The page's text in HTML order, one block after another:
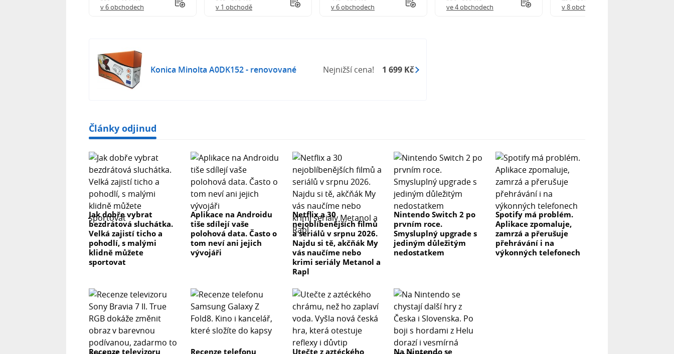
v 6 obchodech
v 1 obchodě
v 6 obchodech
ve 4 obchodech
v 8 obchodech
Konica Minolta A0DK152 - renovované Nejnižší cena! 1 699 Kč
Články odjinud
Jak dobře vybrat
bezdrátová sluchátka.
Velká zajistí ticho a
pohodlí, s malými
klidně můžete
sportovat
Aplikace na Androidu
tiše sdílejí vaše
polohová data. Často o
tom neví ani jejich
vývojáři
Netflix a 30
nejoblíbenějších filmů
a seriálů v srpnu 2026.
Najdu si tě, akčňák My
vás naučíme nebo
krimi seriály Metanol a
Rapl
Nintendo Switch 2 po
prvním roce.
Smysluplný upgrade s
jediným důležitým
nedostatkem
Spotify má problém.
Aplikace zpomaluje,
zamrzá a přerušuje
přehrávání i na
výkonných telefonech
Recenze televizoru Recenze telefonu Utečte z aztéckého Na Nintendo se